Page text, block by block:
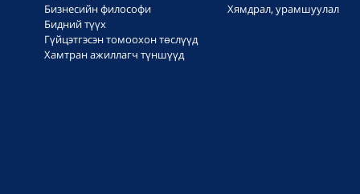
Бизнесийн философи
Бидний түүх
Гүйцэтгэсэн томоохон төслүүд
Хамтран ажиллагч түншүүд
Хямдрал, урамшуулал